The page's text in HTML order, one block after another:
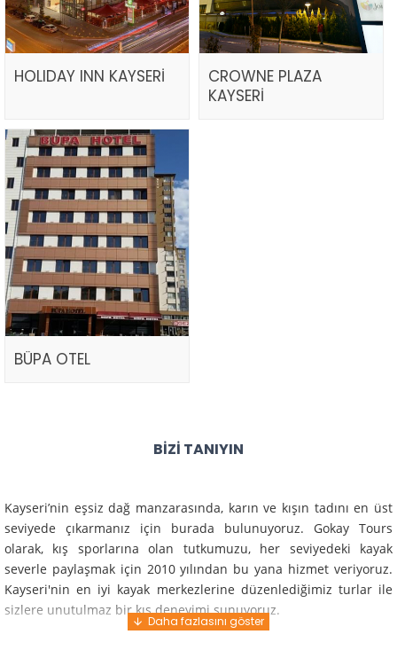
HOLIDAY INN KAYSERİ
CROWNE PLAZA
KAYSERİ
BÜPA OTEL
BIZI TANIYIN
Kayseri’nin eşsiz dağ manzarasında, karın ve kışın tadını en üst
seviyede çıkarmanız için burada bulunuyoruz. Gokay Tours
olarak, kış sporlarına olan tutkumuzu, her seviyedeki kayak
severle paylaşmak için 2010 yılından bu yana hizmet veriyoruz.
Kayseri'nin en iyi kayak merkezlerine düzenlediğimiz turlar ile
sizlere unutulmaz bir kış deneyimi sunuyoruz.